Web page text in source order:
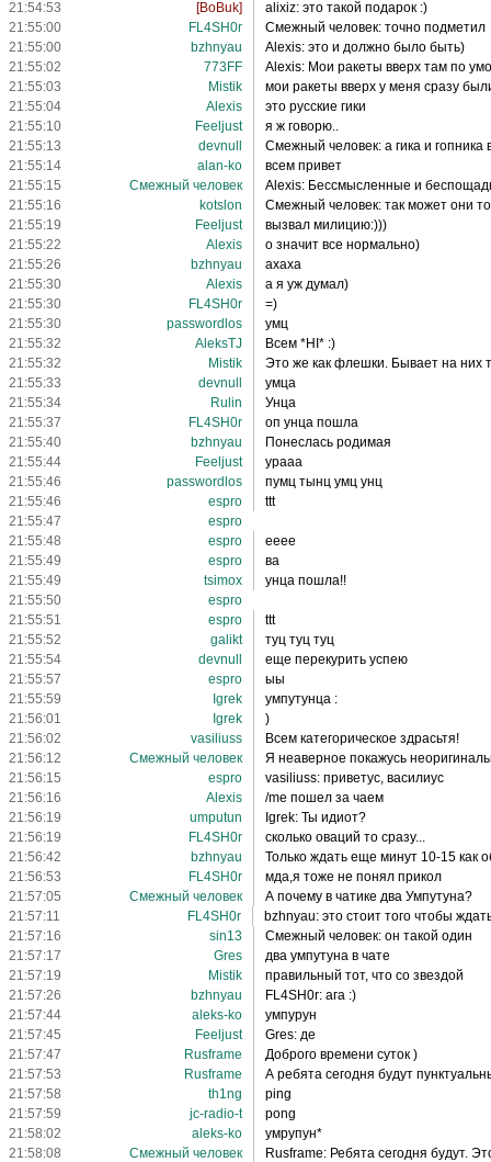
21:54:53
[BoBuk]
alixiz: это такой подарок :)
21:55:00
FL4SH0r
Смежный человек: точно подметил
21:55:00
bzhnyau
Alexis: это и должно было быть)
21:55:02
773FF
Alexis: Мои ракеты вверх там по
21:55:03
Mistik
мои ракеты вверх у меня сразу
21:55:04
Alexis
это русские гики
21:55:10
Feeljust
я ж говорю..
21:55:13
devnull
Смежный человек: а гика и
21:55:14
alan-ko
всем привет
21:55:15
Смежный человек
Alexis: Бессмысленные и
21:55:16
kotslon
Смежный человек: так может они
21:55:19
Feeljust
вызвал милицию:)))
21:55:22
Alexis
о значит все нормально)
21:55:26
bzhnyau
ахаха
21:55:30
Alexis
а я уж думал)
21:55:30
FL4SH0r
=)
21:55:30
passwordlos
умц
21:55:32
AleksTJ
Всем *HI* :)
21:55:32
Mistik
Это же как флешки. Бывает на них
21:55:33
devnull
умца
21:55:34
Rulin
Унца
21:55:37
FL4SH0r
оп унца пошла
21:55:40
bzhnyau
Понеслась родимая
21:55:44
Feeljust
урааа
21:55:46
passwordlos
пумц тынц умц унц
21:55:46
espro
ttt
21:55:47
espro
21:55:48
espro
eeee
21:55:49
espro
ва
21:55:49
tsimox
унца пошла!!
21:55:50
espro
21:55:51
espro
ttt
21:55:52
galikt
туц туц туц
21:55:54
devnull
еще перекурить успею
21:55:57
espro
ыы
21:55:59
Igrek
умпутунца :
21:56:01
Igrek
)
21:56:02
vasiliuss
Всем категорическое здрасьтя!
21:56:12
Смежный человек
Я неаверное покажусь
21:56:15
espro
vasiliuss: приветус, василиус
21:56:16
Alexis
/me пошел за чаем
21:56:19
umрutun
Igrek: Ты идиот?
21:56:19
FL4SH0r
сколько оваций то сразу...
21:56:42
bzhnyau
Только ждать еще минут 10-15 как
21:56:53
FL4SH0r
мда,я тоже не понял прикол
21:57:05
Смежный человек
А почему в чатике два Умпутуна?
21:57:11
FL4SH0r
bzhnyau: это стоит того чтобы
21:57:16
sin13
Смежный человек: он такой один
21:57:17
Gres
два умпутуна в чате
21:57:19
Mistik
правильный тот, что со звездой
21:57:26
bzhnyau
FL4SH0r: ага :)
21:57:44
aleks-ko
умпурун
21:57:45
Feeljust
Gres: де
21:57:47
Rusframe
Доброго времени суток )
21:57:53
Rusframe
А ребята сегодня будут
21:57:58
th1ng
ping
21:57:59
jc-radio-t
pong
21:58:02
aleks-ko
умрупун*
21:58:08
Смежный человек
Rusframe: Ребята сегодня будут.